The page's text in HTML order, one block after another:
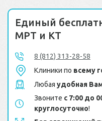
Единый
МРТ и КТ
8 (812) 313-28-58
Клиники по всему
Любая удобная
Звоните с 7:00 до
круглосуточно!